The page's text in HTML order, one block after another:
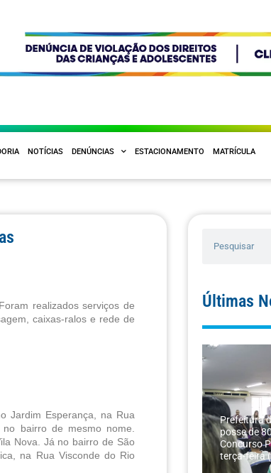
NOTÍCIAS DENÚNCIAS ESTACIONAMENTO MATRÍCULA
realizados serviços de
caixas-ralos e rede de
Jardim Esperança, na Rua
bairro de mesmo nome.
Nova. Já no bairro de São
na Rua Visconde do Rio
Últimas
Prefeitura
posse de
Concurso
terça-feira